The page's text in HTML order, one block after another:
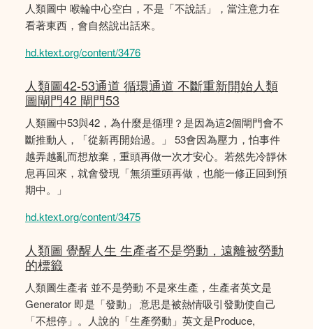
人類圖中 喉輪中心空白，不是「不說話」，當注意力在
看著東西，會自然說出話來。
hd.ktext.org/content/3476
人類圖42-53通道 循環通道 不斷重新開始人類
圖閘門42 閘門53
人類圖中53與42，為什麼是循理？是因為這2個閘門會不
斷推動人，「從新再開始過。」 53會因為壓力，怕事件
越弄越亂而想放棄，重頭再做一次才安心。若然先冷靜休
息再回來，就會發現「無須重頭再做，也能一修正回到預
期中。」
hd.ktext.org/content/3475
人類圖 覺醒人生 生產者不是勞動，遠離被勞動
的標籤
人類圖生產者 並不是勞動 不是來生產，生產者英文是
Generator 即是「發動」 意思是被熱情吸引發動使自己
「不想停」。人說的「生產勞動」英文是Produce,